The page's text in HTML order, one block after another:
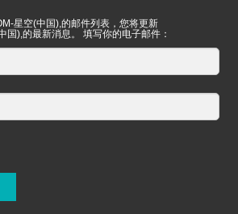
星空(中国),的邮件列表，您将更新
国),的最新消息。 填写你的电子邮件：